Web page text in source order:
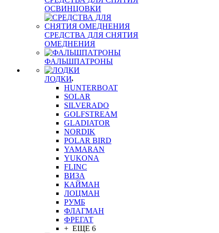
ОСВИНЦОВКИ
СРЕДСТВА ДЛЯ СНЯТИЯ
ОМЕДНЕНИЯ
ФАЛЬШПАТРОНЫ
ЛОДКИ
HUNTERBOAT
SOLAR
SILVERADO
GOLFSTREAM
GLADIATOR
NORDIK
POLAR BIRD
YAMARAN
YUKONA
FLINC
ВИЗА
КАЙМАН
ЛОЦМАН
РУМБ
ФЛАГМАН
ФРЕГАТ
+ ЕЩЕ 6